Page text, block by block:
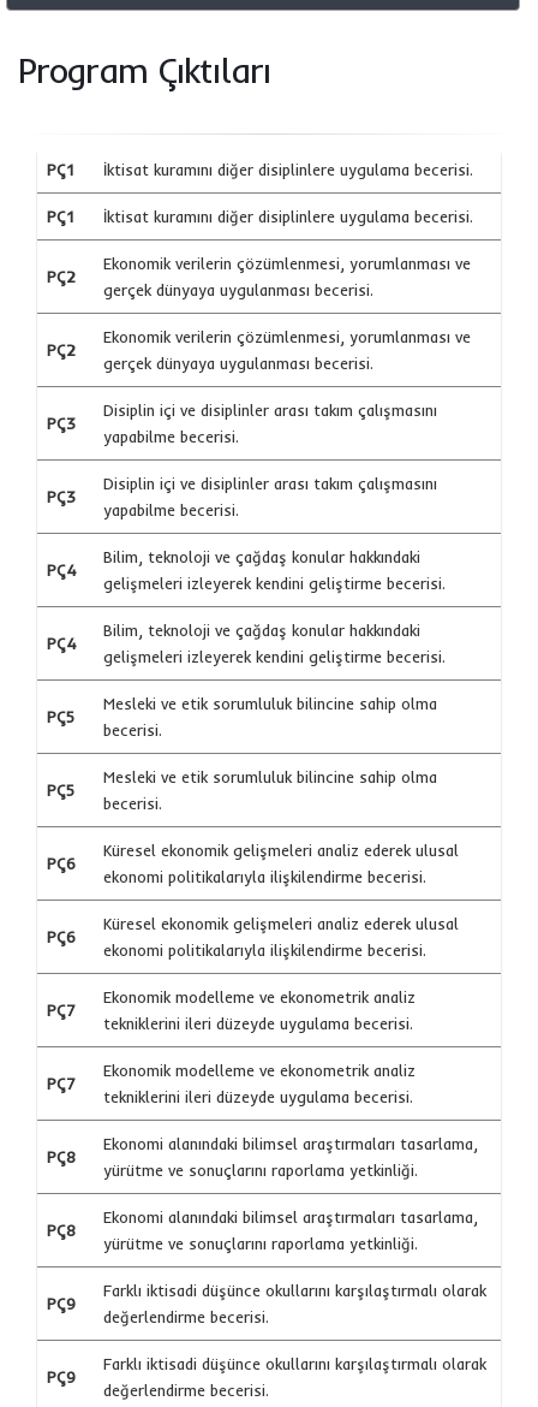
Program Çıktıları
PÇ1 İktisat kuramını diğer disiplinlere uygulama becerisi.
PÇ1 İktisat kuramını diğer disiplinlere uygulama becerisi.
PÇ2
Ekonomik verilerin çözümlenmesi, yorumlanması ve
gerçek dünyaya uygulanması becerisi.
PÇ2
Ekonomik verilerin çözümlenmesi, yorumlanması ve
gerçek dünyaya uygulanması becerisi.
PÇ3
Disiplin içi ve disiplinler arası takım çalışmasını
yapabilme becerisi.
PÇ3
Disiplin içi ve disiplinler arası takım çalışmasını
yapabilme becerisi.
PÇ4
Bilim, teknoloji ve çağdaş konular hakkındaki
gelişmeleri izleyerek kendini geliştirme becerisi.
PÇ4
Bilim, teknoloji ve çağdaş konular hakkındaki
gelişmeleri izleyerek kendini geliştirme becerisi.
PÇ5
Mesleki ve etik sorumluluk bilincine sahip olma
becerisi.
PÇ5
Mesleki ve etik sorumluluk bilincine sahip olma
becerisi.
PÇ6
Küresel ekonomik gelişmeleri analiz ederek ulusal
ekonomi politikalarıyla ilişkilendirme becerisi.
PÇ6
Küresel ekonomik gelişmeleri analiz ederek ulusal
ekonomi politikalarıyla ilişkilendirme becerisi.
PÇ7
Ekonomik modelleme ve ekonometrik analiz
tekniklerini ileri düzeyde uygulama becerisi.
PÇ7
Ekonomik modelleme ve ekonometrik analiz
tekniklerini ileri düzeyde uygulama becerisi.
PÇ8
Ekonomi alanındaki bilimsel araştırmaları tasarlama,
yürütme ve sonuçlarını raporlama yetkinliği.
PÇ8
Ekonomi alanındaki bilimsel araştırmaları tasarlama,
yürütme ve sonuçlarını raporlama yetkinliği.
PÇ9
Farklı iktisadi düşünce okullarını karşılaştırmalı olarak
değerlendirme becerisi.
PÇ9
Farklı iktisadi düşünce okullarını karşılaştırmalı olarak
değerlendirme becerisi.